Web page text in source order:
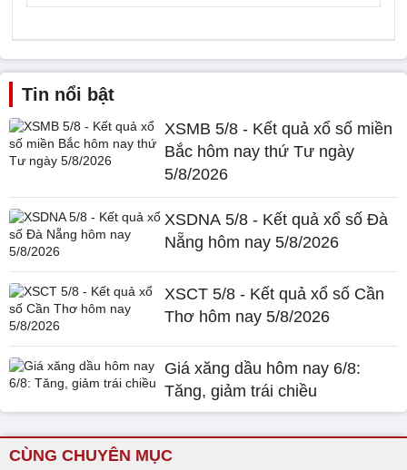
Tin nổi bật
XSMB 5/8 - Kết quả xổ số miền
Bắc hôm nay thứ Tư ngày
5/8/2026
XSDNA 5/8 - Kết quả xổ số Đà
Nẵng hôm nay 5/8/2026
XSCT 5/8 - Kết quả xổ số Cần
Thơ hôm nay 5/8/2026
Giá xăng dầu hôm nay 6/8:
Tăng, giảm trái chiều
CÙNG CHUYÊN MỤC